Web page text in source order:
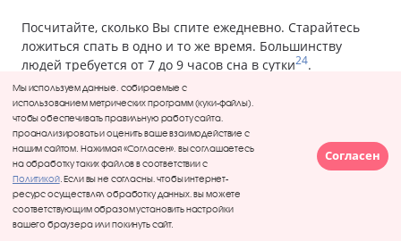
Посчитайте, сколько Вы спите ежедневно. Старайтесь
ложиться спать в одно и то же время. Большинству
людей требуется от 7 до 9 часов сна в сутки24.
Если у Вас возникают проблемы со сном, важно обсудить
их с лечащим врачом.
Мы используем данные, собираемые с
использованием метрических программ (куки-файлы),
чтобы обеспечивать правильную работу сайта,
проанализировать и оценить ваше взаимодействие с
нашим сайтом. Нажимая «Согласен», вы соглашаетесь
на обработку таких файлов в соответствии с
Политикой. Если вы не согласны, чтобы интернет-
ресурс осуществлял обработку данных, вы можете
соответствующим образом установить настройки
вашего браузера или покинуть сайт.
Согласен